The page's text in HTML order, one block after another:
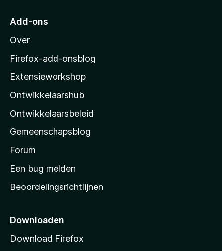
r
o
z
l
l
a
s
s
t
r
p
g
Add-ons
Over
Firefox-add-onsblog
Extensieworkshop
Ontwikkelaarshub
Ontwikkelaarsbeleid
Gemeenschapsblog
Forum
Een bug melden
Beoordelingsrichtlijnen
Downloaden
Download Firefox